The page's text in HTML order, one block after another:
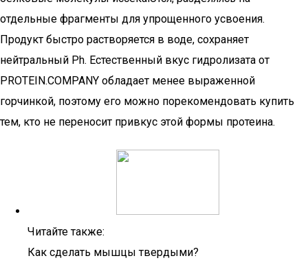
отдельные фрагменты для упрощенного усвоения.
Продукт быстро растворяется в воде, сохраняет
нейтральный Ph. Естественный вкус гидролизата от
PROTEIN.COMPANY обладает менее выраженной
горчинкой, поэтому его можно порекомендовать купить
тем, кто не переносит привкус этой формы протеина.
Читайте также:
Как сделать мышцы твердыми?